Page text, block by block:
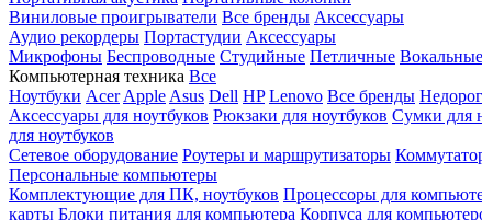
Виниловые проигрыватели Все бренды Аксессуары
Аудио рекордеры Портастудии Аксессуары
Микрофоны Беспроводные Студийные Петличные Вокальные
Компьютерная техника Все
Ноутбуки Acer Apple Asus Dell HP Lenovo Все бренды
Аксессуары для ноутбуков Рюкзаки для ноутбуков Сумки для
для ноутбуков
Сетевое оборудование Роутеры и маршрутизаторы
Персональные компьютеры
Комплектующие для ПК, ноутбуков Процессоры для
карты Блоки питания для компьютера Корпуса для